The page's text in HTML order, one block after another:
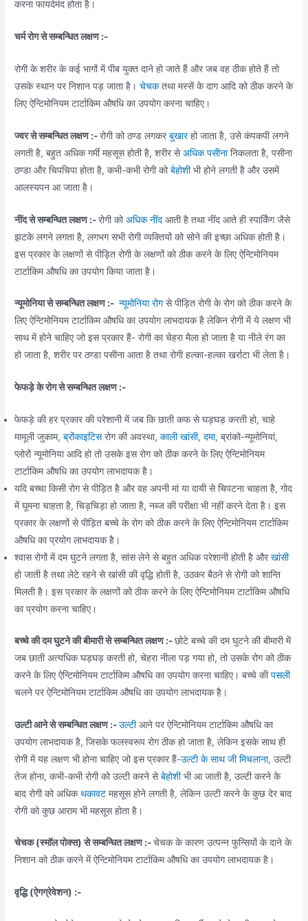
करना फायदेमंद होता है।
चर्म रोग से सम्बन्धित लक्षण :-
रोगी के शरीर के कई भागों में पीब युक्त दाने हो जाते हैं और जब वह ठीक होते हैं तो
उसके स्थान पर निशान पड़ जाता है।चेचकतथा मस्सें के दाग आदि को ठीक करने के
लिए ऐन्टिमोनियम टार्टाकिम औषधि का उपयोग करना चाहिए।
ज्वर से सम्बन्धित लक्षण :-रोगी को ठण्ड लगकरबुखारहो जाता है, उसे कंपकपी लगने
लगती है, बहुत अधिक गर्मी महसूस होती है, शरीर सेअधिक पसीनानिकलता है, पसीना
ठण्डा और चिपचिपा होता है, कभी-कभी रोगी कोबेहोशीभी होने लगती है और उसमें
आलस्यपन आ जाता है।
नींद से सम्बन्धित लक्षण :-रोगी कोअधिक नींदआती है तथा नींद आते ही स्पार्किंग जैसे
झटके लगने लगता है, लगभग सभी रोगी व्यक्तियों को सोने की इच्छा अधिक होती है।
इस प्रकार के लक्षणों से पीड़ित रोगी के लक्षणों को ठीक करने के लिए ऐन्टिमोनियम
टार्टाकिम औषधि का उपयोग किया जाता है।
न्यूमोनिया से सम्बन्धित लक्षण :- न्यूमोनिया रोगसे पीड़ित रोगी के रोग को ठीक करने के
लिए ऐन्टिमोनियम टार्टाकिम औषधि का उपयोग लाभदायक है लेकिन रोगी में ये लक्षण भी
साथ में होने चाहिए जो इस प्रकार हैं- रोगी का चेहरा मैला हो जाता है या नीले रंग का
हो जाता है, शरीर पर ठण्डा पसीना आता है तथा रोगी हल्का-हल्का खर्राटा भी लेता है।
फेफड़े के रोग से सम्बन्धित लक्षण :-
फेफड़े की हर प्रकार की परेशानी में जब कि छाती कफ से घड़घड़ करती हो, चाहे
मामूली जुकाम,ब्रोंकाइटिसरोग की अवस्था,काली खांसी,दमा, ब्रांको-न्यूमोनियां,
प्लोरों न्यूमोनिया आदि हो तो उसके इस रोग को ठीक करने के लिए ऐन्टिमोनियम
टार्टाकिम औषधि का उपयोग लाभदायक है।
यदि बच्चा किसी रोग से पीड़ित है और वह अपनी मां या दायी से चिपटना चाहता है, गोद
में घूमना चाहता है, चिड़चिड़ा हो जाता है, नब्ज की परीक्षा भी नहीं करने देता है। इस
प्रकार के लक्षणों से पीड़ित बच्चे के रोग को ठीक करने के लिए ऐन्टिमोनियम टार्टाकिम
औषधि का प्रयोग लाभदायक है।
श्वास रोगों में दम घुटने लगता है, सांस लेने से बहुत अधिक परेशानी होती है औरखांसी
हो जाती है तथा लेटे रहने से खांसी की वृद्धि होती है, उठकर बैठने से रोगी को शान्ति
मिलती है। इस प्रकार के लक्षणों को ठीक करने के लिए ऐन्टिमोनियम टार्टाकिम औषधि
का प्रयोग करना चाहिए।
बच्चे की दम घुटने की बीमारी से सम्बन्धित लक्षण :-छोटे बच्चे की दम घुटने की बीमारी में
जब छाती अत्यधिक घड़घड़ करती हो, चेहरा नीला पड़ गया हो, तो उसके रोग को ठीक
करने के लिए ऐन्टिमोनियम टार्टाकिम औषधि का उपयोग करना चाहिए। बच्चे कीपसली
चलने पर ऐन्टिमोनियम टार्टाकिम औषधि का उपयोग लाभदायक है।
उल्टी आने से सम्बन्धित लक्षण :-उल्टीआने पर ऐन्टिमोनियम टार्टाकिम औषधि का
उपयोग लाभदायक है, जिसके फलस्वरूप रोग ठीक हो जाता है, लेकिन इसके साथ ही
रोगी में यह लक्षण भी होना चाहिए जो इस प्रकार हैं-उल्टी के साथ जी मिचलाना, उल्टी
तेज होना, कभी-कभी रोगी को उल्टी करने सेबेहोशीभी आ जाती है, उल्टी करने के
बाद रोगी को अधिकथकावटमहसूस होने लगती है, लेकिन उल्टी करने के कुछ देर बाद
रोगी को कुछ आराम भी महसूस होता है।
चेचक (स्मॉल पोक्स) से सम्बन्धित लक्षण :-चेचक के कारण उत्पन्न फुन्सियों के दाने के
निशान को ठीक करने में ऐन्टिमोनियम टार्टाकिम औषधि का उपयोग लाभदायक है।
वृद्धि (ऐगग्रेवेशन) :-